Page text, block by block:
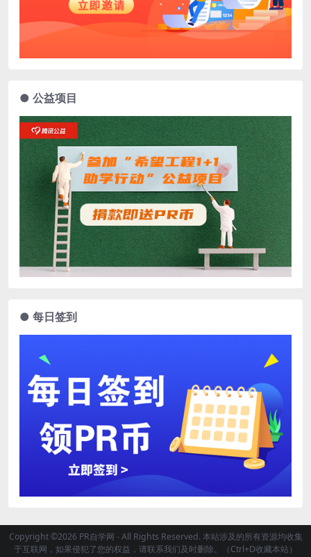
● 公益项目
● 每日签到
Copyright ©2026 PR自学网 - All Rights Reserved. 本站涉及的所有资源均收集
于互联网，如果侵犯了您的权益，请联系我们及时删除。（Ctrl+D收藏本站）